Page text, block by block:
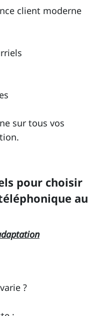
client moderne
sur tous vos
pour choisir
au
?